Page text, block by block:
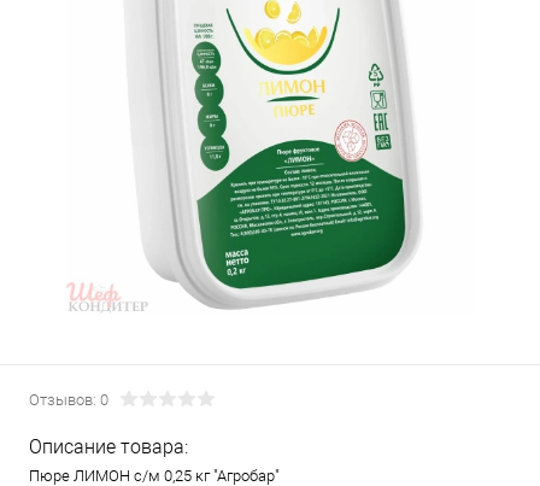
Отзывов: 0
Описание товара:
Пюре ЛИМОН с/м 0,25 кг "Агробар"